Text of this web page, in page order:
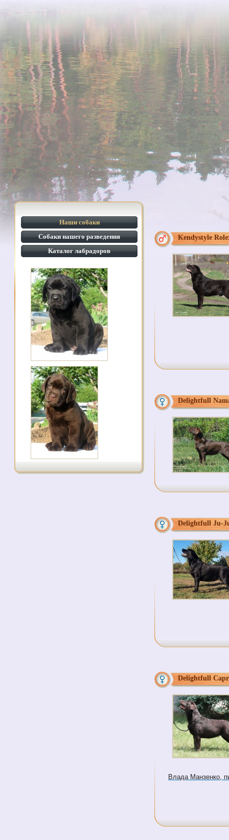
Наши собаки
Собаки нашего разведения
Каталог лабрадоров
Kendystyle
Delightfull
Delightfull Ju-
Delightfull
Влада Манзенко,